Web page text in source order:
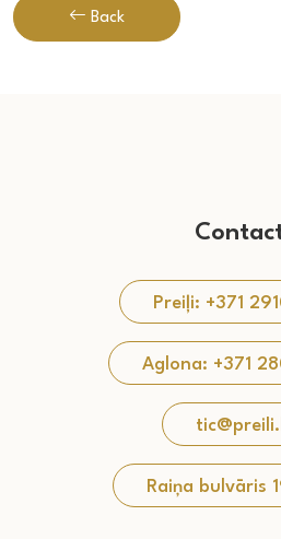
Back
Preiļi: +371
Aglona: +371
Raiņa bulvāris